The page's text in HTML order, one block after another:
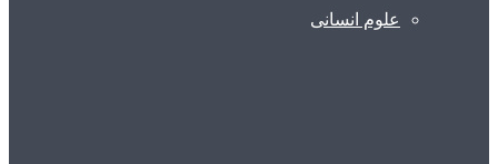
علوم انسانی